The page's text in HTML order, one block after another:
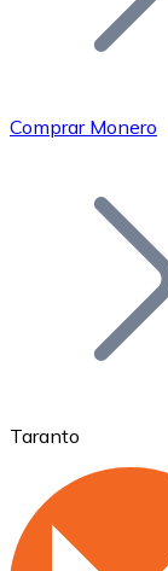
Bitcoin
Ethereum
Comprar Monero
Taranto